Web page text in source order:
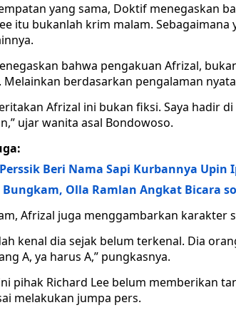
yang sama, Doktif menegaskan
itu bukanlah krim malam.
bahwa pengakuan Afrizal,
Melainkan berdasarkan pengalaman
Afrizal ini bukan fiksi. Saya hadir
ujar wanita asal Bondowoso.
Beri Nama Sapi Kurbannya
Bungkam, Olla Ramlan Angkat Bicara
Afrizal juga menggambarkan karakter
kenal dia sejak belum terkenal. Dia
A, ya harus A,” pungkasnya.
pihak Richard Lee belum memberikan
melakukan jumpa pers.